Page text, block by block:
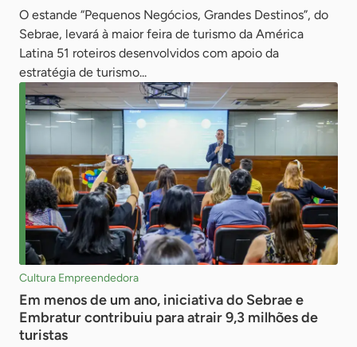
O estande “Pequenos Negócios, Grandes Destinos”, do
Sebrae, levará à maior feira de turismo da América
Latina 51 roteiros desenvolvidos com apoio da
estratégia de turismo...
Cultura Empreendedora
Em menos de um ano, iniciativa do Sebrae e
Embratur contribuiu para atrair 9,3 milhões de
turistas